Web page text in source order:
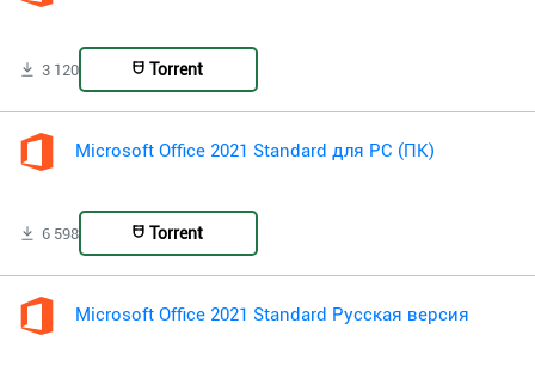
3 120 Torrent
Microsoft Office 2021 Standard для PC (ПК)
6 598 Torrent
Microsoft Office 2021 Standard Русская версия